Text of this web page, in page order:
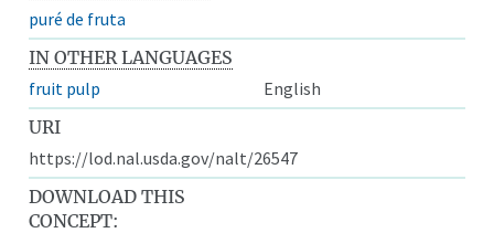
puré de fruta
IN OTHER LANGUAGES
fruit pulp
English
URI
https://lod.nal.usda.gov/nalt/26547
DOWNLOAD THIS
CONCEPT: